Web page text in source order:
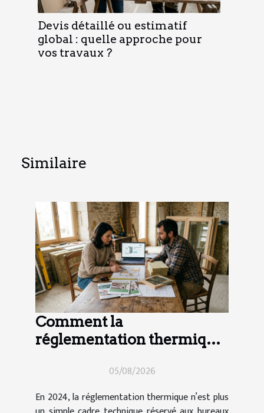
Devis détaillé ou estimatif
global : quelle approche pour
vos travaux ?
Similaire
Comment la
réglementation thermique
travaux en 2024
05/08/2026
En 2024, la réglementation thermique n’est plus